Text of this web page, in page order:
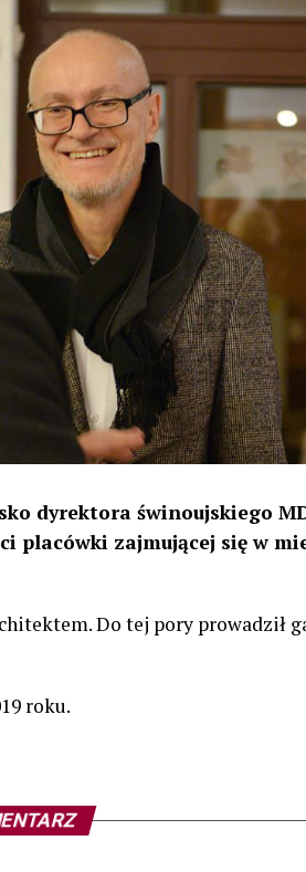
dyrektora świnoujskiego
placówki zajmującej się w
Do tej pory prowadził
roku.